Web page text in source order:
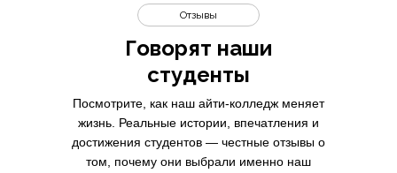
Говорят наши
студенты
Отзывы
Посмотрите, как наш айти-колледж меняет
жизнь. Реальные истории, впечатления и
достижения студентов — честные отзывы о
том, почему они выбрали именно наш